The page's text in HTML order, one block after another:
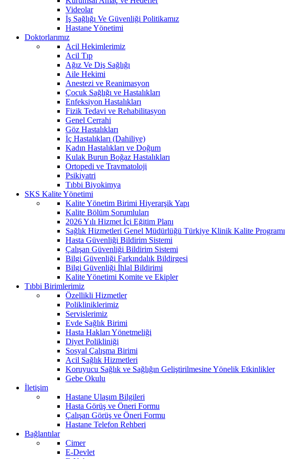
Videolar
İş Sağlığı Ve Güvenliği Politikamız
Hastane Yönetimi
Doktorlarımız
Acil Hekimlerimiz
Acil Tıp
Ağız Ve Diş Sağlığı
Aile Hekimi
Anestezi ve Reanimasyon
Çocuk Sağlığı ve Hastalıkları
Enfeksiyon Hastalıkları
Fizik Tedavi ve Rehabilitasyon
Genel Cerrahi
Göz Hastalıkları
İç Hastalıkları (Dahiliye)
Kadın Hastalıkları ve Doğum
Kulak Burun Boğaz Hastalıkları
Ortopedi ve Travmatoloji
Psikiyatri
Tıbbi Biyokimya
SKS Kalite Yönetimi
Kalite Yönetim Birimi Hiyerarşik Yapı
Kalite Bölüm Sorumluları
2026 Yılı Hizmet İçi Eğitim Planı
Sağlık Hizmetleri Genel Müdürlüğü Türkiye Klinik Kalite Programı
Hasta Güvenliği Bildirim Sistemi
Çalışan Güvenliği Bildirim Sistemi
Bilgi Güvenliği Farkındalık Bildirgesi
Bilgi Güvenliği İhlal Bildirimi
Kalite Yönetimi Komite ve Ekipler
Tıbbi Birimlerimiz
Özellikli Hizmetler
Polikliniklerimiz
Servislerimiz
Evde Sağlık Birimi
Hasta Hakları Yönetmeliği
Diyet Polikliniği
Sosyal Çalışma Birimi
Acil Sağlık Hizmetleri
Koruyucu Sağlık ve Sağlığın Geliştirilmesine Yönelik Etkinlikler
Gebe Okulu
İletişim
Hastane Ulaşım Bilgileri
Hasta Görüş ve Öneri Formu
Çalışan Görüş ve Öneri Formu
Hastane Telefon Rehberi
Bağlantılar
Cimer
E-Devlet